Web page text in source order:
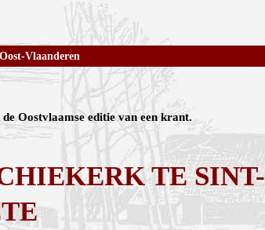
Vlaanderen
Oostvlaamse editie van een krant.
TE SINT-